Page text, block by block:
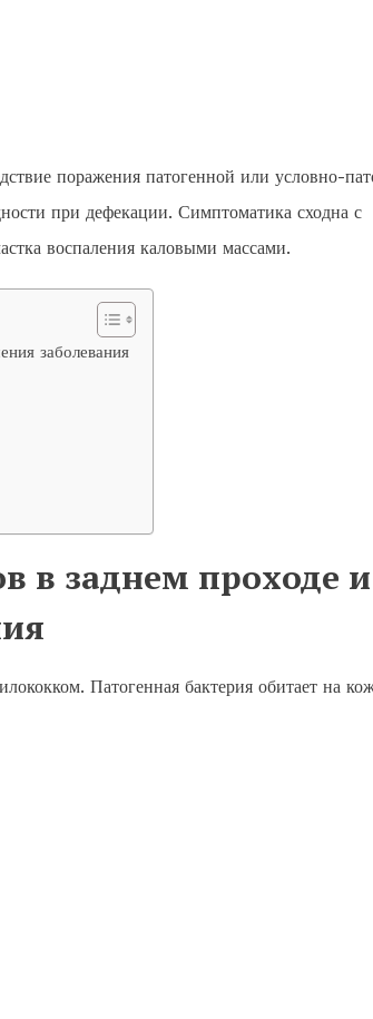
поражения патогенной или условно-
при дефекации. Симптоматика сходна с
воспаления каловыми массами.
заболевания
в заднем проходе и
Патогенная бактерия обитает на